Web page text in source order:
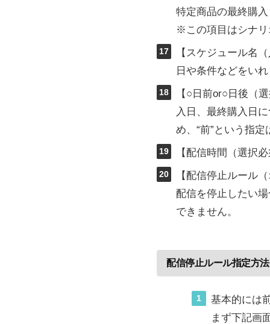
特定商品の最終購入
※この項目はシナ
17
【スケジュール名
日や条件などをい
18
【○日前or○日後（
入日、最終購入日
め、“前”という指
19 【配信時間（選択
20
【配信停止ルール
配信を停止したい
できません。
配信停止ルール指定方法
1
基本的には
まず下記画